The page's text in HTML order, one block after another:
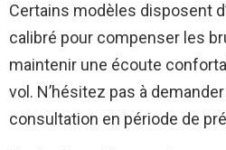
Certains modèles disposent
calibré pour compenser les
maintenir une écoute
vol. N’hésitez pas à
consultation en période de